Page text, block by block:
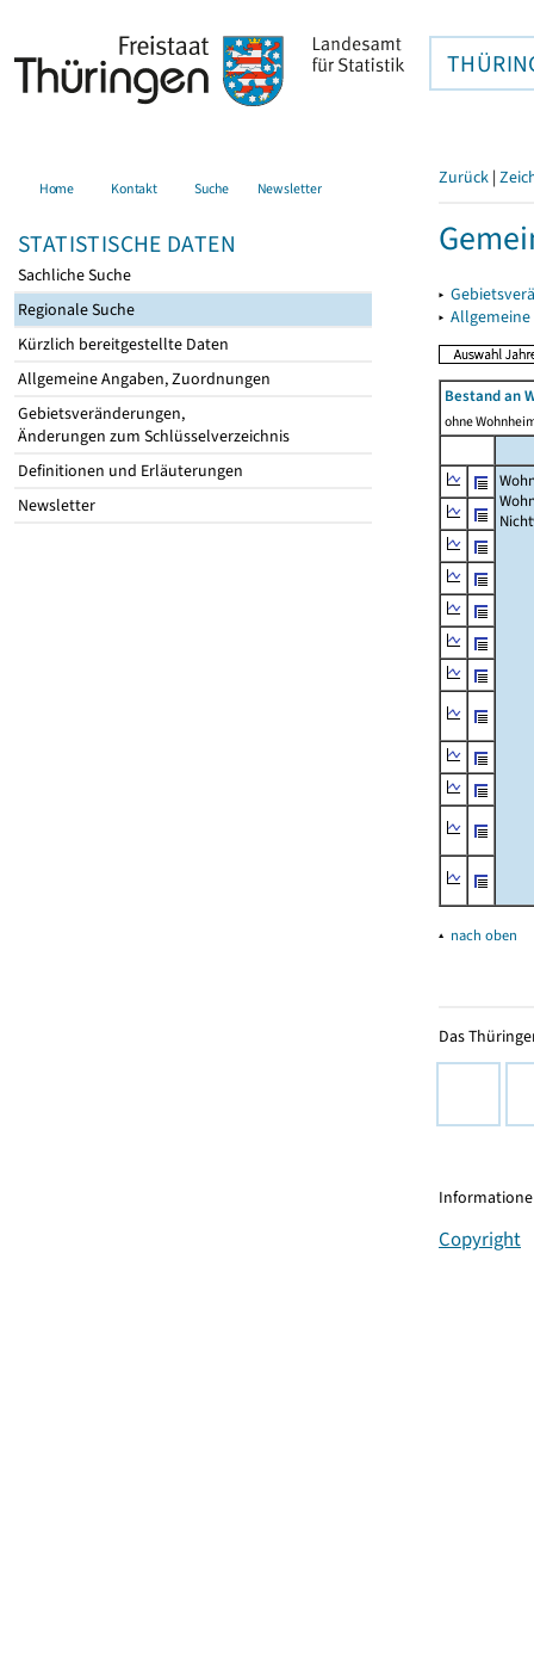
Home Kontakt Suche Newsletter
STATISTISCHE DATEN
Sachliche Suche
Regionale Suche
Kürzlich bereitgestellte Daten
Allgemeine Angaben, Zuordnungen
Gebietsveränderungen,
Änderungen zum Schlüsselverzeichnis
Definitionen und Erläuterungen
Newsletter
Zurück |
▸
▸
Bestand an
ohne
▴ nach oben
Das
Copyright